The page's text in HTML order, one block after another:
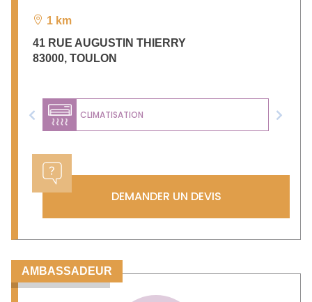
1 km
41 RUE AUGUSTIN THIERRY
83000, TOULON
CLIMATISATION
Previous Next
DEMANDER UN DEVIS
AMBASSADEUR